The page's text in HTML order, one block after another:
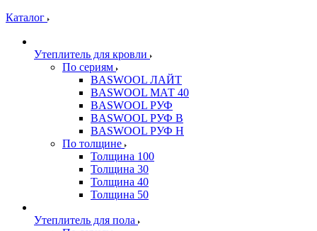
Каталог
Утеплитель для кровли
По сериям
BASWOOL ЛАЙТ
BASWOOL МАТ 40
BASWOOL РУФ
BASWOOL РУФ В
BASWOOL РУФ Н
По толщине
Толщина 100
Толщина 30
Толщина 40
Толщина 50
Утеплитель для пола